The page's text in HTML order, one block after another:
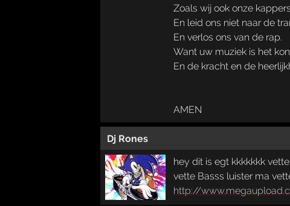
Zoals wij ook onze
En leid ons niet naar de
En verlos ons van de rap.
Want uw muziek is het
En de kracht en de
AMEN
Dj Rones
hey dit is egt kkkkkkk
vette Basss luister ma
http://